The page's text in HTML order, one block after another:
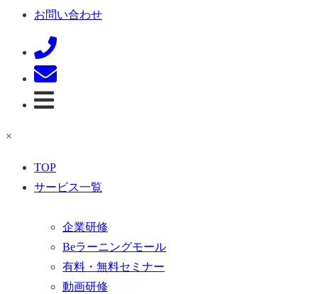
お問い合わせ
×
TOP
サービス一覧
企業研修
Beラーニングモール
有料・無料セミナー
動画研修